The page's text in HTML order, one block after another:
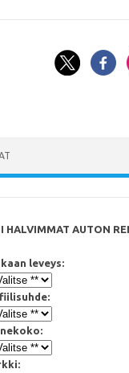
HALVIMMAT AUTON
leveys: